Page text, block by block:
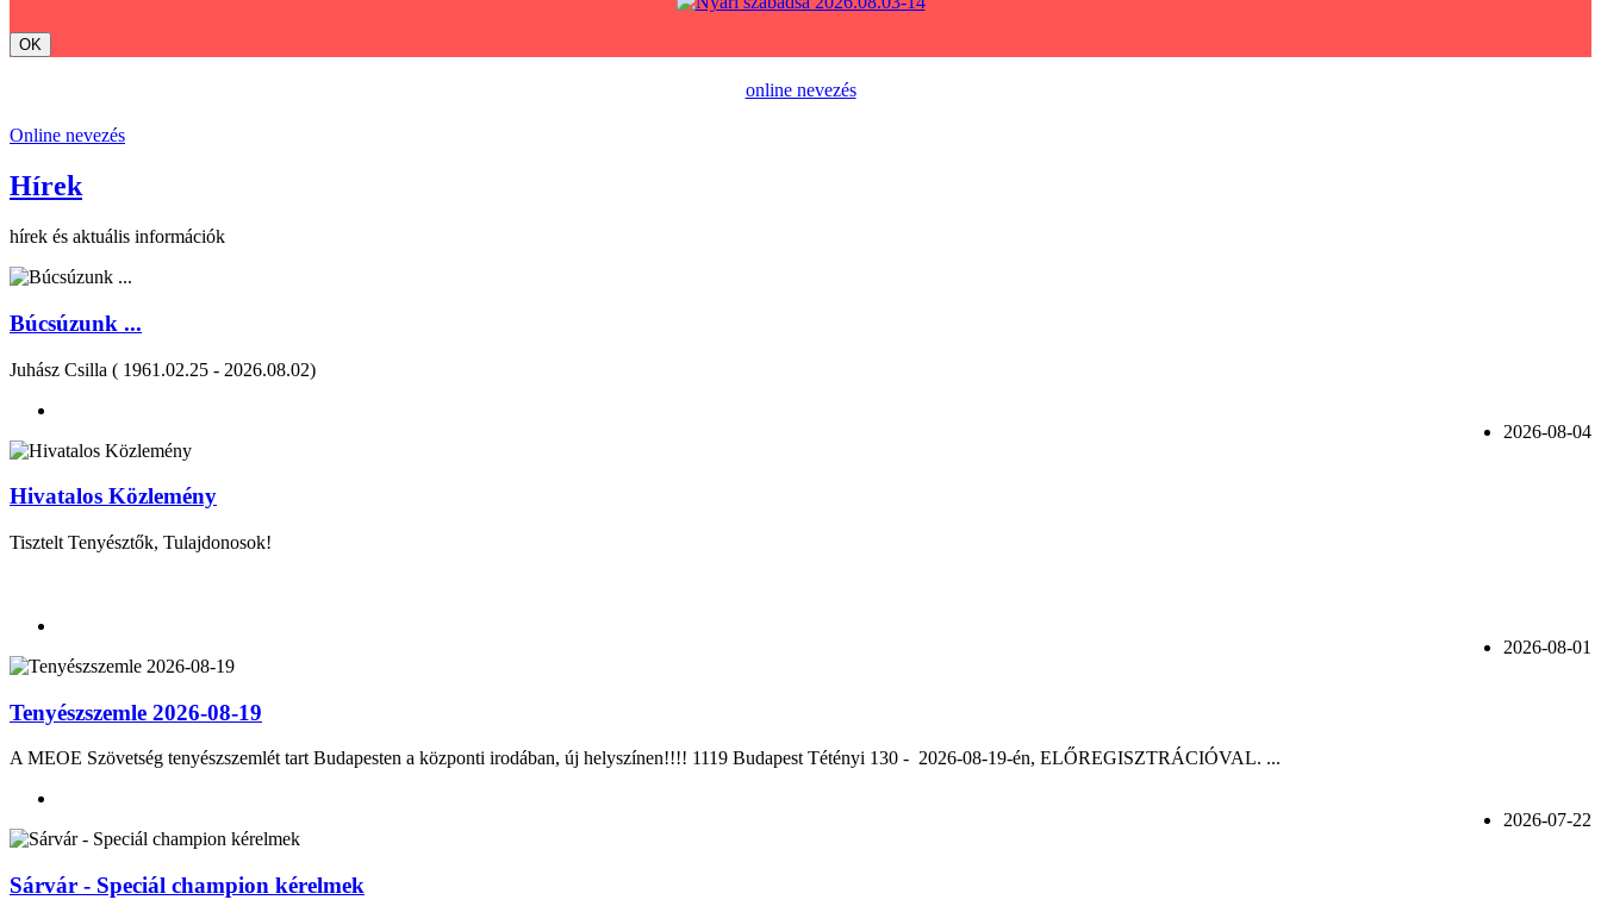
OK
online nevezés
Online nevezés
Hírek
hírek és aktuális információk
Búcsúzunk ...
Juhász Csilla ( 1961.02.25 - 2026.08.02)
2026-08-04
Hivatalos Közlemény
Tisztelt Tenyésztők, Tulajdonosok!
2026-08-01
Tenyészszemle 2026-08-19
A MEOE Szövetség tenyészszemlét tart Budapesten a központi irodában, új helyszínen!!!! 1119 Budapest Tétényi 130 - 2026-08-19-én, ELŐREGISZTRÁCIÓVAL. ...
2026-07-22
Sárvár - Speciál champion kérelmek